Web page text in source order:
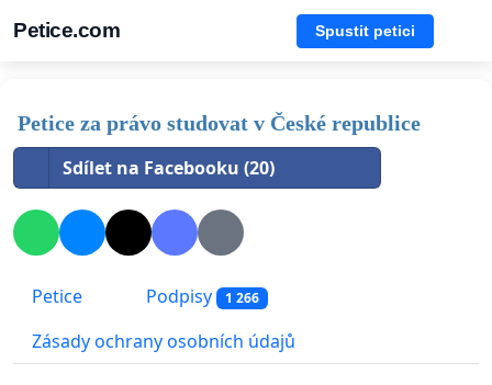
Petice.com Spustit petici
Petice za právo studovat v České republice
Sdílet na Facebooku (20)
Petice Podpisy 1 266
Zásady ochrany osobních údajů